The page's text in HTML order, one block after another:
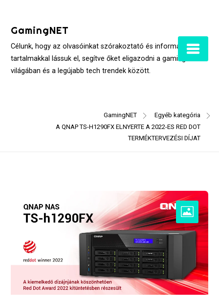
contentGamingNET
Célunk, hogy az olvasóinkat szórakoztató és informatív
tartalmakkal lássuk el, segítve őket eligazodni a gaming
világában és a legújabb tech trendek között.
GamingNET
Egyéb kategória
A QNAP TS-H1290FX ELNYERTE A 2022-ES RED DOT
TERMÉKTERVEZÉSI DÍJAT